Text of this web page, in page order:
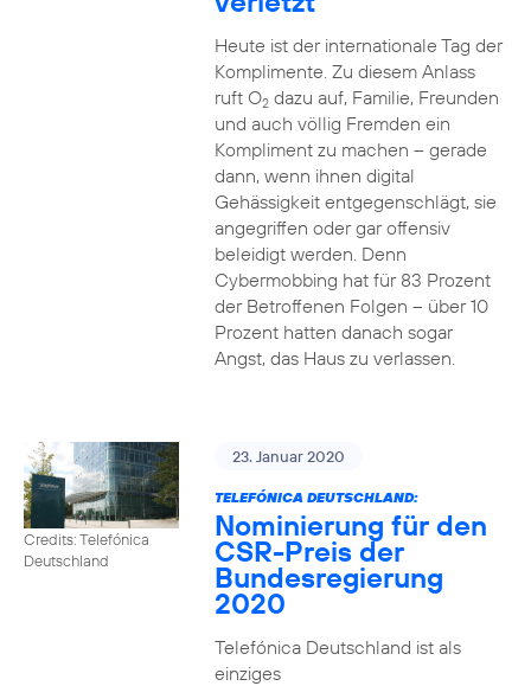
Heute ist der internationale Tag der
Komplimente. Zu diesem Anlass
ruft O2dazu auf, Familie, Freunden
und auch völlig Fremden ein
Kompliment zu machen – gerade
dann, wenn ihnen digital
Gehässigkeit entgegenschlägt, sie
angegriffen oder gar offensiv
beleidigt werden. Denn
Cybermobbing hat für 83 Prozent
der Betroffenen Folgen – über 10
Prozent hatten danach sogar
Angst, das Haus zu verlassen.
Credits: Telefónica
Deutschland
23. Januar 2020
TELEFÓNICA DEUTSCHLAND:
Nominierung für den
CSR-Preis der
Bundesregierung
2020
Telefónica Deutschland ist als
einziges